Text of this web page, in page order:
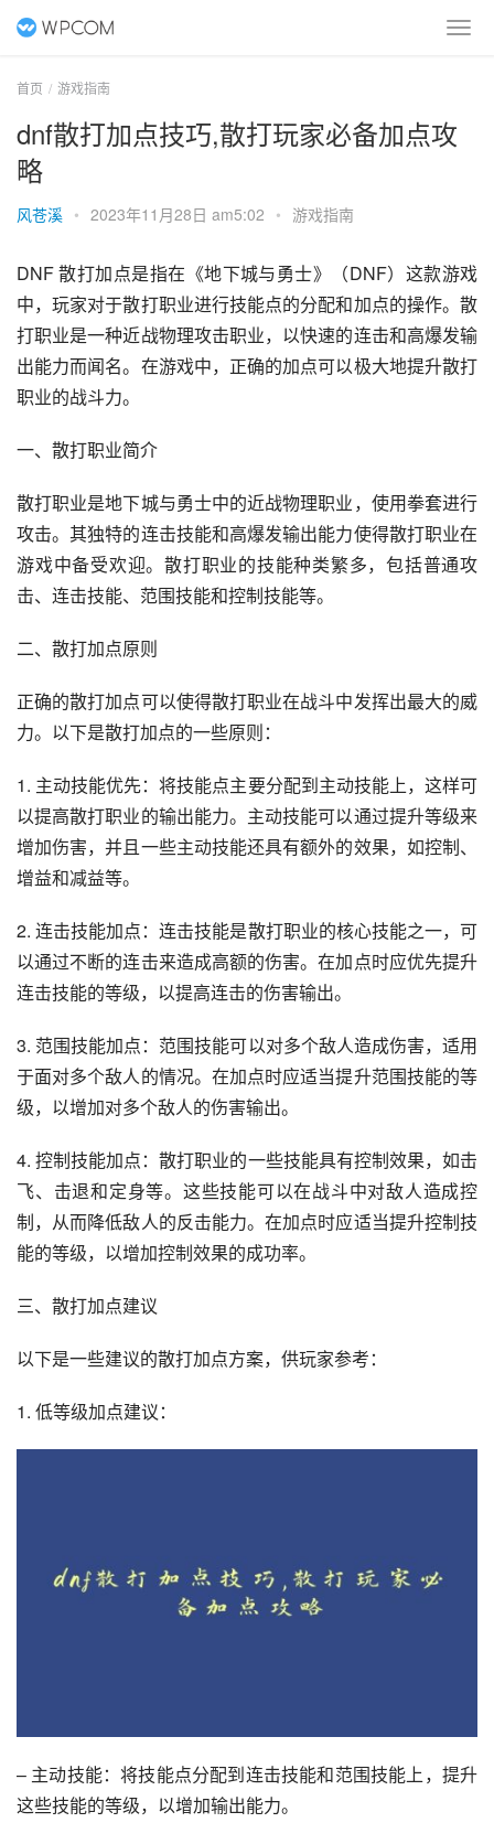
首页 游戏指南
dnf散打加点技巧,散打玩家必备加点攻
略
风苍溪 • 2023年11月28日 am5:02 • 游戏指南
DNF 散打加点是指在《地下城与勇士》（DNF）这款游戏
中，玩家对于散打职业进行技能点的分配和加点的操作。散
打职业是一种近战物理攻击职业，以快速的连击和高爆发输
出能力而闻名。在游戏中，正确的加点可以极大地提升散打
职业的战斗力。
一、散打职业简介
散打职业是地下城与勇士中的近战物理职业，使用拳套进行
攻击。其独特的连击技能和高爆发输出能力使得散打职业在
游戏中备受欢迎。散打职业的技能种类繁多，包括普通攻
击、连击技能、范围技能和控制技能等。
二、散打加点原则
正确的散打加点可以使得散打职业在战斗中发挥出最大的威
力。以下是散打加点的一些原则：
1. 主动技能优先：将技能点主要分配到主动技能上，这样可
以提高散打职业的输出能力。主动技能可以通过提升等级来
增加伤害，并且一些主动技能还具有额外的效果，如控制、
增益和减益等。
2. 连击技能加点：连击技能是散打职业的核心技能之一，可
以通过不断的连击来造成高额的伤害。在加点时应优先提升
连击技能的等级，以提高连击的伤害输出。
3. 范围技能加点：范围技能可以对多个敌人造成伤害，适用
于面对多个敌人的情况。在加点时应适当提升范围技能的等
级，以增加对多个敌人的伤害输出。
4. 控制技能加点：散打职业的一些技能具有控制效果，如击
飞、击退和定身等。这些技能可以在战斗中对敌人造成控
制，从而降低敌人的反击能力。在加点时应适当提升控制技
能的等级，以增加控制效果的成功率。
三、散打加点建议
以下是一些建议的散打加点方案，供玩家参考：
1. 低等级加点建议：
– 主动技能：将技能点分配到连击技能和范围技能上，提升
这些技能的等级，以增加输出能力。